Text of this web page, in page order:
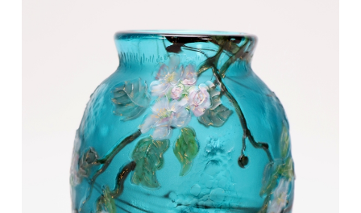
Mobilier et objets d'art du 9 avril 2022 Lot 30 150/200 €